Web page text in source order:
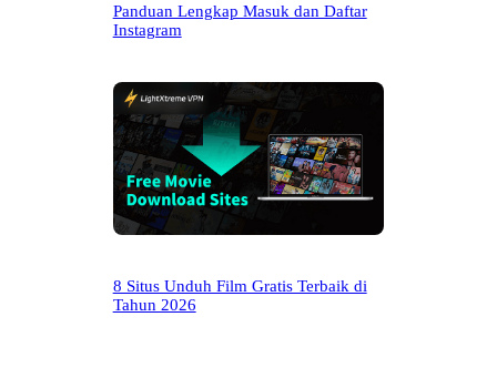
Panduan Lengkap Masuk dan Daftar
Instagram
8 Situs Unduh Film Gratis Terbaik di
Tahun 2026